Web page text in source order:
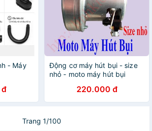
- Máy
Động cơ máy hút bụi - size
nhỏ - moto máy hút bụi
220.000 đ
Trang 1/100